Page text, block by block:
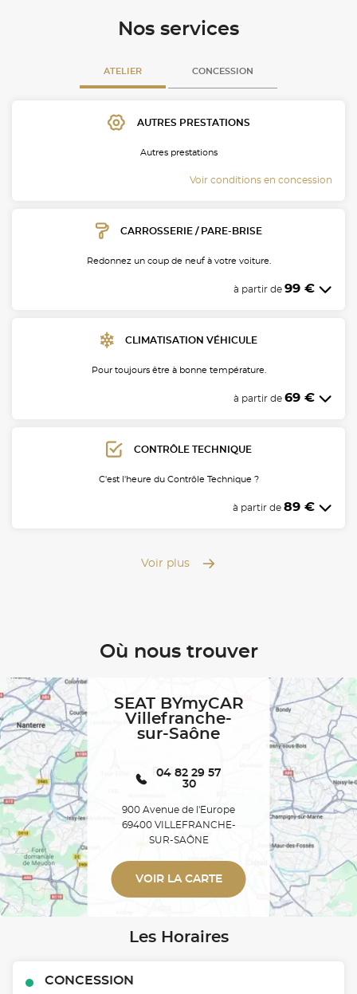
Nos services
ATELIER CONCESSION
AUTRES PRESTATIONS
Autres prestations
Voir conditions en concession
CARROSSERIE / PARE-BRISE
Redonnez un coup de neuf à votre voiture.
à partir de 99 €
CLIMATISATION VÉHICULE
Pour toujours être à bonne température.
à partir de 69 €
CONTRÔLE TECHNIQUE
C'est l'heure du Contrôle Technique ?
à partir de 89 €
Voir plus
Où nous trouver
Les Horaires
CONCESSION
SEAT BYmyCAR
Villefranche-
sur-Saône
04 82 29 57
30
900 Avenue de l'Europe
69400 VILLEFRANCHE-
SUR-SAÔNE
VOIR LA CARTE